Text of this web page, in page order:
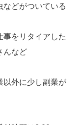
などがついている
をリタイアした
んなど
以外に少し副業が